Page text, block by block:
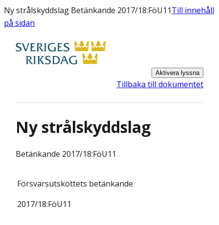
Ny strålskyddslag Betänkande 2017/18:FöU11Till innehåll
på sidan
Aktivera lyssna
Tillbaka till dokumentet
Ny strålskyddslag
Betänkande 2017/18:FöU11
Försvarsutskottets betänkande
2017/18:FöU11